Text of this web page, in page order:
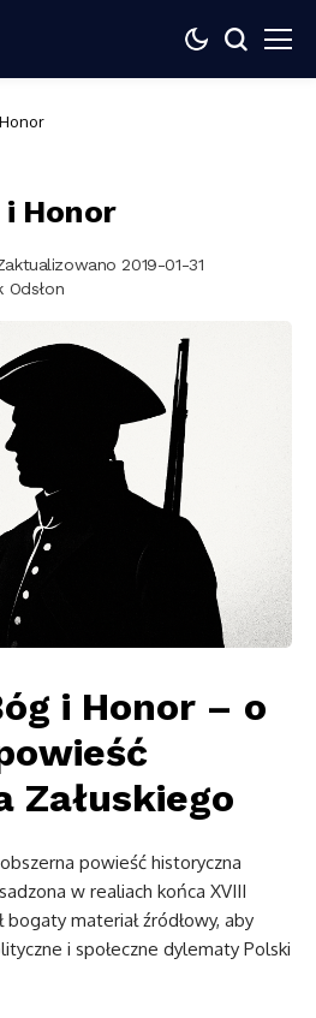
i Honor
2019-01-31
Odsłon
i Honor – o
Załuskiego
powieść historyczna
w realiach końca XVIII
materiał źródłowy, aby
i społeczne dylematy Polski